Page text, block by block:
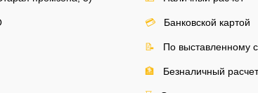
💳 Банковской картой
📝 По выставленному
🏦 Безналичный